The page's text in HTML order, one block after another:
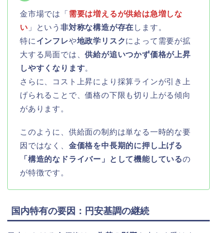
金市場では「 需要は増えるが供給は急増しな
い 」という非対称な構造が存在 します。
特に インフレや地政学リスクによって需要が拡
大する局面では、供給が追いつかず価格が上昇
しやすくなります。
さらに、コスト上昇により採算ラインが引き上
げられることで、価格の下限も切り上がる傾向
があります。
このように、供給面の制約は単なる一時的な要
因ではなく、 金価格を中長期的に押し上げる
「構造的なドライバー」として機能しているの
が特徴です。
国内特有の要因：円安基調の継続